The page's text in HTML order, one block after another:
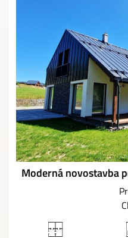
Moderná novostavba